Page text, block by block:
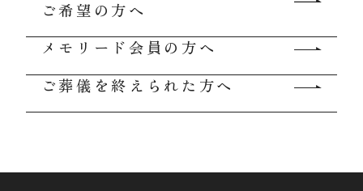
ご希望の方へ
メモリード会員の方へ
ご葬儀を終えられた方へ